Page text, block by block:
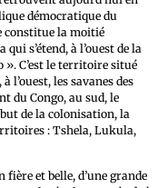
démocratique du
constitue la moitié
s’étend, à l’ouest de la
C’est le territoire situé
l’ouest, les savanes des
du Congo, au sud, le
de la colonisation, la
: Tshela, Lukula,
et belle, d’une grande